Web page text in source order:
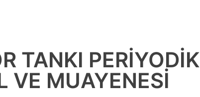
TANKI PERIYODIK
VE MUAYENESI